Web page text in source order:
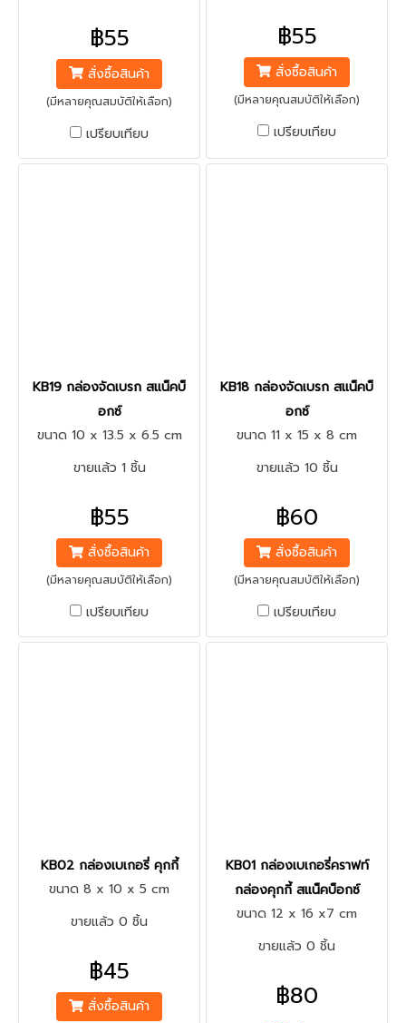
฿55
สั่งซื้อสินค้า
(มีหลายคุณสมบัติให้เลือก)
เปรียบเทียบ
฿55
สั่งซื้อสินค้า
(มีหลายคุณสมบัติให้เลือก)
เปรียบเทียบ
KB19 กล่องจัดเบรก สแน็คบ็
อกซ์
ขนาด 10 x 13.5 x 6.5 cm
ขายแล้ว 1 ชิ้น
฿55
สั่งซื้อสินค้า
(มีหลายคุณสมบัติให้เลือก)
เปรียบเทียบ
KB18 กล่องจัดเบรก สแน็คบ็
อกซ์
ขนาด 11 x 15 x 8 cm
ขายแล้ว 10 ชิ้น
฿60
สั่งซื้อสินค้า
(มีหลายคุณสมบัติให้เลือก)
เปรียบเทียบ
KB02 กล่องเบเกอรี่ คุกกี้
ขนาด 8 x 10 x 5 cm
ขายแล้ว 0 ชิ้น
฿45
สั่งซื้อสินค้า
KB01 กล่องเบเกอรี่คราฟท์
กล่องคุกกี้ สแน็คบ็อกซ์
ขนาด 12 x 16 x7 cm
ขายแล้ว 0 ชิ้น
฿80